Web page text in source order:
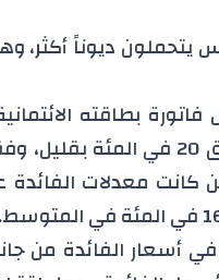
يتحملون ديوناً أكثر،
بطاقته
تحوم أسعار الفائدة حالياً
كانت معدلات
أسعار الفائدة من